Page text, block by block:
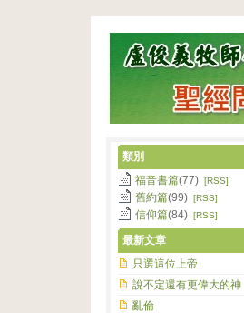
類別
福音書篇(77) [RSS]
舊約篇(99) [RSS]
信仰篇(84) [RSS]
最新文章
只選這位上帝
說不定還有更偉大的神
亂倫